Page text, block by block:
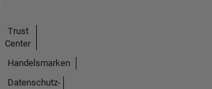
Trust
Center
Handelsmarken
Datenschutz-